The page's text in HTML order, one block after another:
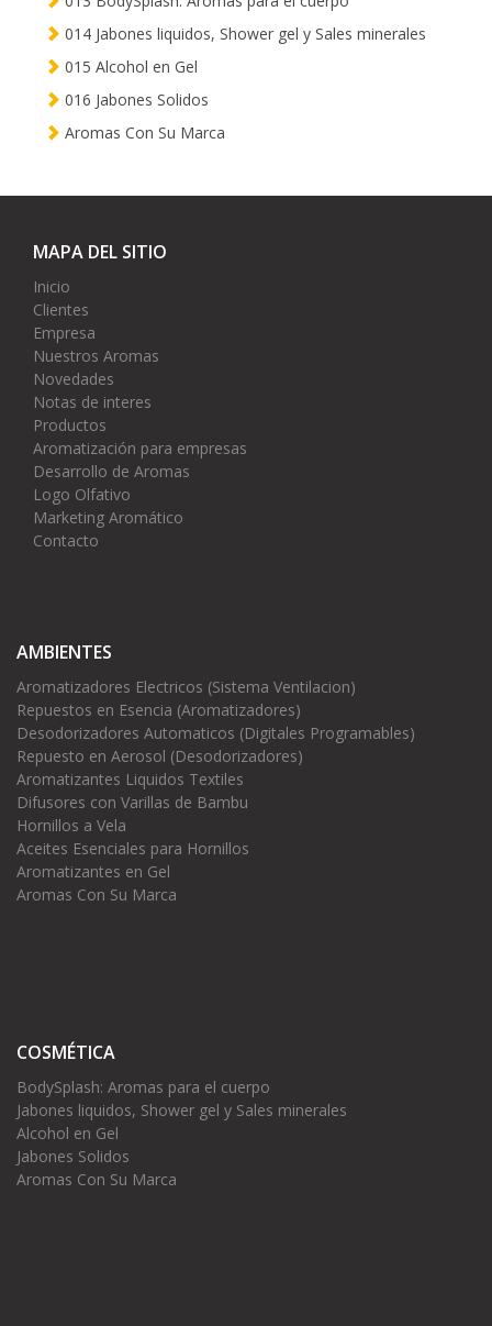
014 Jabones liquidos, Shower gel y Sales minerales
015 Alcohol en Gel
016 Jabones Solidos
Aromas Con Su Marca
MAPA DEL SITIO
Inicio
Clientes
Empresa
Nuestros Aromas
Novedades
Notas de interes
Productos
Aromatización para empresas
Desarrollo de Aromas
Logo Olfativo
Marketing Aromático
Contacto
AMBIENTES
Aromatizadores Electricos (Sistema Ventilacion)
Repuestos en Esencia (Aromatizadores)
Desodorizadores Automaticos (Digitales Programables)
Repuesto en Aerosol (Desodorizadores)
Aromatizantes Liquidos Textiles
Difusores con Varillas de Bambu
Hornillos a Vela
Aceites Esenciales para Hornillos
Aromatizantes en Gel
Aromas Con Su Marca
COSMÉTICA
BodySplash: Aromas para el cuerpo
Jabones liquidos, Shower gel y Sales minerales
Alcohol en Gel
Jabones Solidos
Aromas Con Su Marca